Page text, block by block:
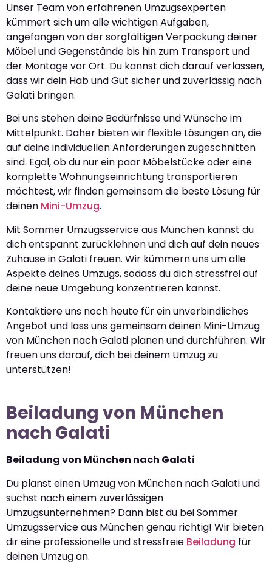
Unser Team von erfahrenen Umzugsexperten
kümmert sich um alle wichtigen Aufgaben,
angefangen von der sorgfältigen Verpackung deiner
Möbel und Gegenstände bis hin zum Transport und
der Montage vor Ort. Du kannst dich darauf verlassen,
dass wir dein Hab und Gut sicher und zuverlässig nach
Galati bringen.
Bei uns stehen deine Bedürfnisse und Wünsche im
Mittelpunkt. Daher bieten wir flexible Lösungen an, die
auf deine individuellen Anforderungen zugeschnitten
sind. Egal, ob du nur ein paar Möbelstücke oder eine
komplette Wohnungseinrichtung transportieren
möchtest, wir finden gemeinsam die beste Lösung für
deinen Mini-Umzug.
Mit Sommer Umzugsservice aus München kannst du
dich entspannt zurücklehnen und dich auf dein neues
Zuhause in Galati freuen. Wir kümmern uns um alle
Aspekte deines Umzugs, sodass du dich stressfrei auf
deine neue Umgebung konzentrieren kannst.
Kontaktiere uns noch heute für ein unverbindliches
Angebot und lass uns gemeinsam deinen Mini-Umzug
von München nach Galati planen und durchführen. Wir
freuen uns darauf, dich bei deinem Umzug zu
unterstützen!
Beiladung von München
nach Galati
Beiladung von München nach Galati
Du planst einen Umzug von München nach Galati und
suchst nach einem zuverlässigen
Umzugsunternehmen? Dann bist du bei Sommer
Umzugsservice aus München genau richtig! Wir bieten
dir eine professionelle und stressfreie Beiladung für
deinen Umzug an.